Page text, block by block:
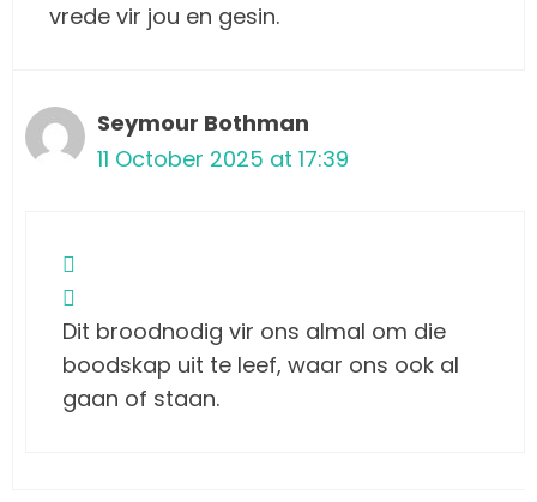
vrede vir jou en gesin.
Seymour Bothman
11 October 2025 at 17:39
Dit broodnodig vir ons almal om die
boodskap uit te leef, waar ons ook al
gaan of staan.